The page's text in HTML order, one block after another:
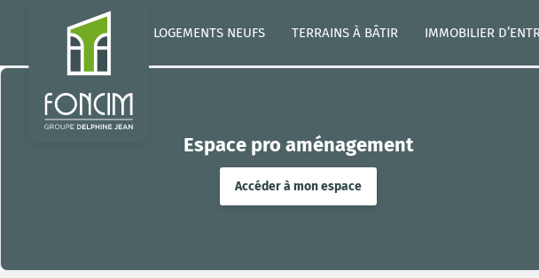
LOGEMENTS NEUFS TERRAINS À BÂTIR IMMOBILIER
Espace pro aménagement
Accéder à mon espace